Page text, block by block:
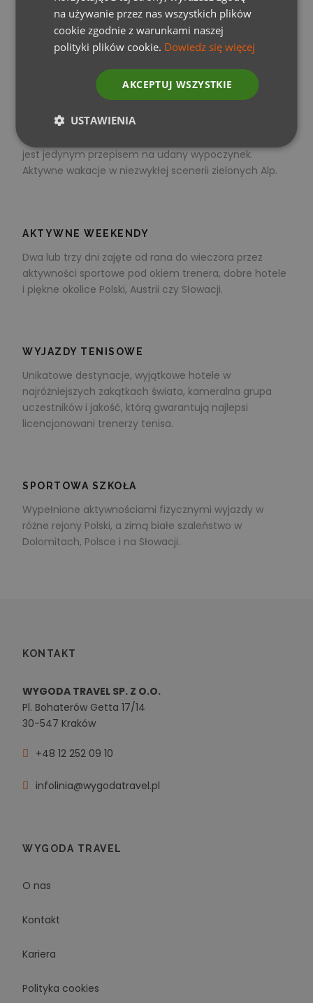
To rodzinne, sportowe wyjazdy. Zimą zapraszamy na
narty, a latem na przygodę z tenisem i sportami
wodnymi.
AKTYWNE LATO
Cykl wyjazdów dla tych, dla których leżenie na plaży nie
jest jedynym przepisem na udany wypoczynek.
Aktywne wakacje w niezwykłej scenerii zielonych Alp.
AKTYWNE WEEKENDY
Dwa lub trzy dni zajęte od rana do wieczora przez
aktywności sportowe pod okiem trenera, dobre hotele
i piękne okolice Polski, Austrii czy Słowacji.
WYJAZDY TENISOWE
Unikatowe destynacje, wyjątkowe hotele w
najróżniejszych zakątkach świata, kameralna grupa
uczestników i jakość, którą gwarantują najlepsi
licencjonowani trenerzy tenisa.
SPORTOWA SZKOŁA
Wypełnione aktywnościami fizycznymi wyjazdy w
różne rejony Polski, a zimą białe szaleństwo w
Dolomitach, Polsce i na Słowacji.
KONTAKT
WYGODA TRAVEL SP. Z O.O.
Pl. Bohaterów Getta 17/14
30-547 Kraków
+48 12 252 09 10
infolinia@wygodatravel.pl
WYGODA TRAVEL
O nas
Kontakt
Kariera
Polityka cookies
na używanie przez nas wszystkich plików
cookie zgodnie z warunkami naszej
polityki plików cookie. Dowiedz się więcej
AKCEPTUJ WSZYSTKIE
USTAWIENIA